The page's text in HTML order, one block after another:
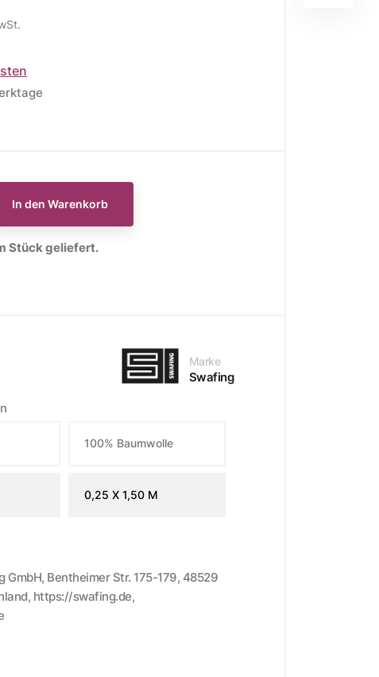
Pine
Eve
Card
In den Warenkorb
Stück geliefert.
Marke
Swafing
100% Baumwolle
0,25 X 1,50 M
GmbH, Bentheimer Str. 175-179, 48529
https://swafing.de,